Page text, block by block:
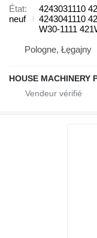
État
neuf
4243031110
4243041110
W30-1111
Pologne, Łęgajny
HOUSE MACHINERY